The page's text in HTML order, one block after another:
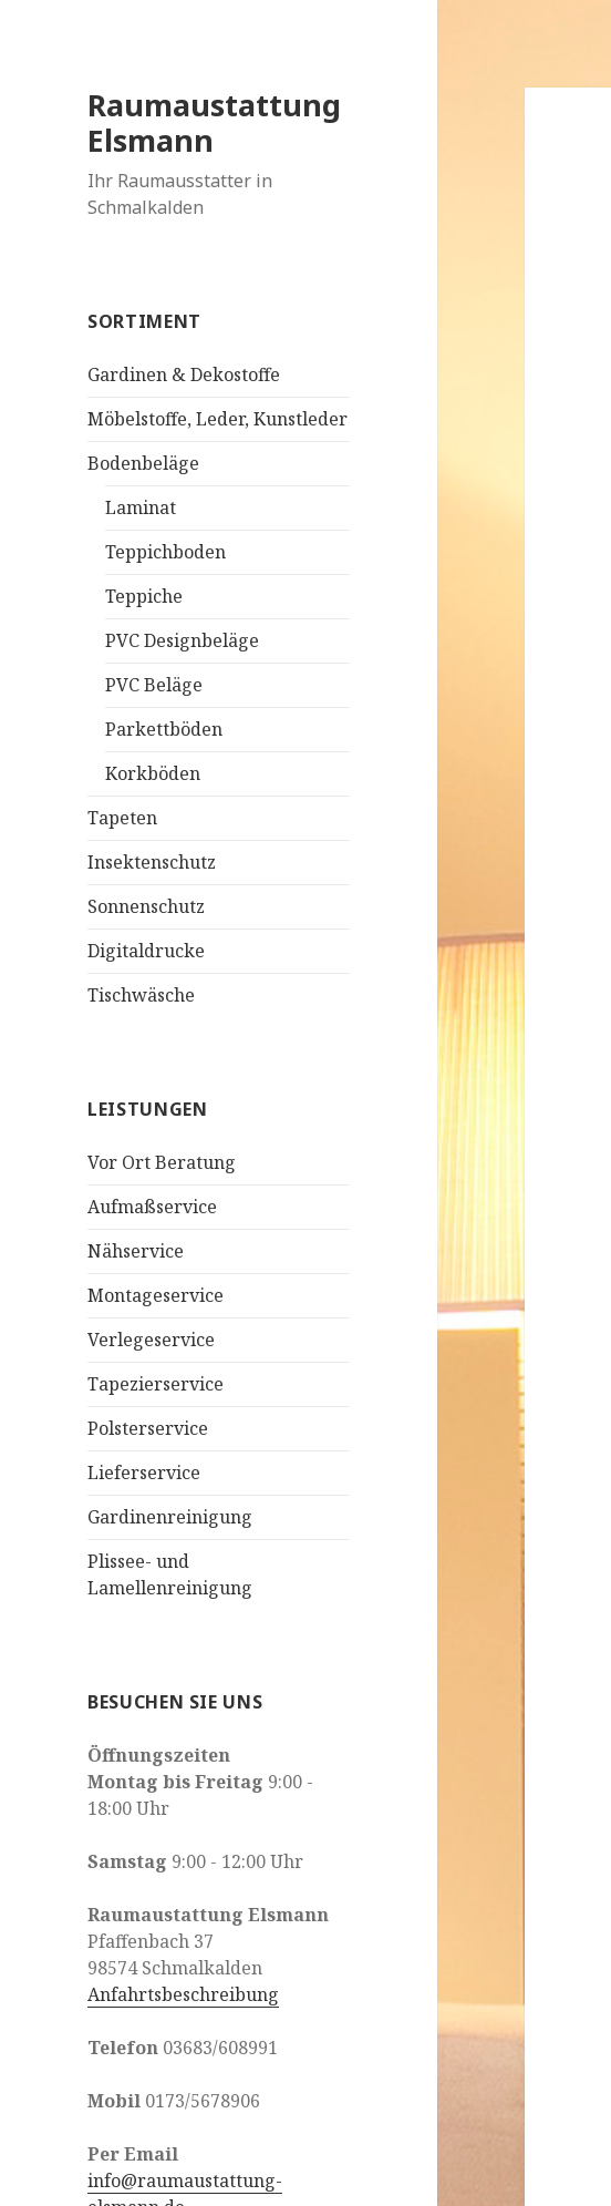
Raumaustattung
Elsmann
Ihr Raumausstatter in
Schmalkalden
SORTIMENT
Gardinen & Dekostoffe
Möbelstoffe, Leder, Kunstleder
Bodenbeläge
Laminat
Teppichboden
Teppiche
PVC Designbeläge
PVC Beläge
Parkettböden
Korkböden
Tapeten
Insektenschutz
Sonnenschutz
Digitaldrucke
Tischwäsche
LEISTUNGEN
Vor Ort Beratung
Aufmaßservice
Nähservice
Montageservice
Verlegeservice
Tapezierservice
Polsterservice
Lieferservice
Gardinenreinigung
Plissee- und
Lamellenreinigung
BESUCHEN SIE UNS
Öffnungszeiten
Montag bis Freitag 9:00 -
18:00 Uhr
Samstag 9:00 - 12:00 Uhr
Raumaustattung Elsmann
Pfaffenbach 37
98574 Schmalkalden
Anfahrtsbeschreibung
Telefon 03683/608991
Mobil 0173/5678906
Per Email
info@raumaustattung-